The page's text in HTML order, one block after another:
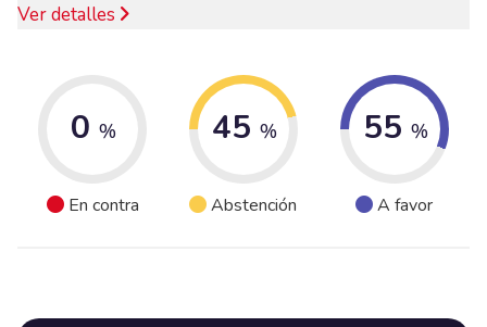
Ver detalles
0 %
En contra
45 %
Abstención
55 %
A favor